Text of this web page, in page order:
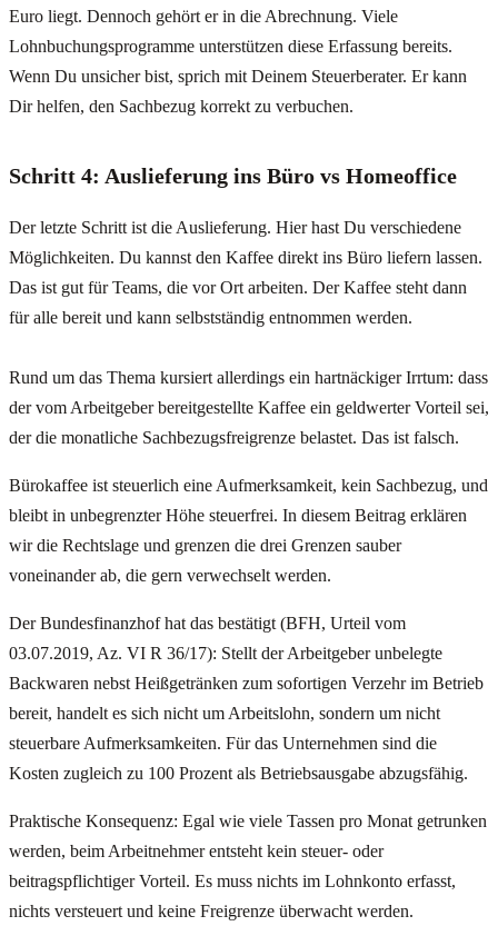
Euro liegt. Dennoch gehört er in die Abrechnung. Viele
Lohnbuchungsprogramme unterstützen diese Erfassung bereits.
Wenn Du unsicher bist, sprich mit Deinem Steuerberater. Er kann
Dir helfen, den Sachbezug korrekt zu verbuchen.
Schritt 4: Auslieferung ins Büro vs Homeoffice
Der letzte Schritt ist die Auslieferung. Hier hast Du verschiedene
Möglichkeiten. Du kannst den Kaffee direkt ins Büro liefern lassen.
Das ist gut für Teams, die vor Ort arbeiten. Der Kaffee steht dann
für alle bereit und kann selbstständig entnommen werden.
Rund um das Thema kursiert allerdings ein hartnäckiger Irrtum: dass
der vom Arbeitgeber bereitgestellte Kaffee ein geldwerter Vorteil sei,
der die monatliche Sachbezugsfreigrenze belastet. Das ist falsch.
Bürokaffee ist steuerlich eine Aufmerksamkeit, kein Sachbezug, und
bleibt in unbegrenzter Höhe steuerfrei. In diesem Beitrag erklären
wir die Rechtslage und grenzen die drei Grenzen sauber
voneinander ab, die gern verwechselt werden.
Der Bundesfinanzhof hat das bestätigt (BFH, Urteil vom
03.07.2019, Az. VI R 36/17): Stellt der Arbeitgeber unbelegte
Backwaren nebst Heißgetränken zum sofortigen Verzehr im Betrieb
bereit, handelt es sich nicht um Arbeitslohn, sondern um nicht
steuerbare Aufmerksamkeiten. Für das Unternehmen sind die
Kosten zugleich zu 100 Prozent als Betriebsausgabe abzugsfähig.
Praktische Konsequenz: Egal wie viele Tassen pro Monat getrunken
werden, beim Arbeitnehmer entsteht kein steuer- oder
beitragspflichtiger Vorteil. Es muss nichts im Lohnkonto erfasst,
nichts versteuert und keine Freigrenze überwacht werden.